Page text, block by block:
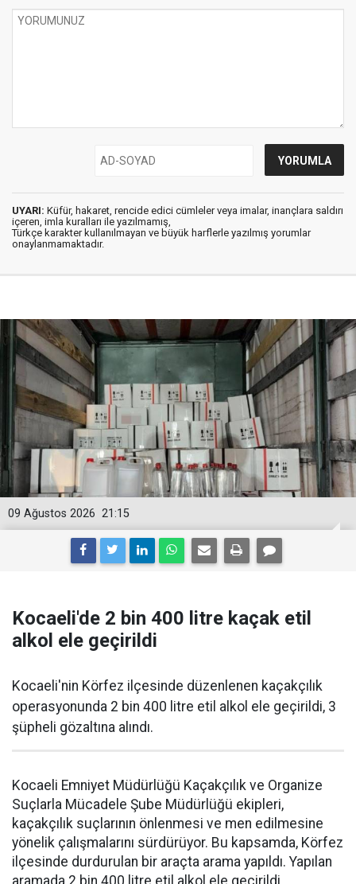
UYARI: Küfür, hakaret, rencide edici cümleler veya imalar, inançlara saldırı
içeren, imla kuralları ile yazılmamış,
Türkçe karakter kullanılmayan ve büyük harflerle yazılmış yorumlar
onaylanmamaktadır.
21:15
09 Ağustos 2026
Kocaeli'de 2 bin 400 litre kaçak etil
alkol ele geçirildi
Kocaeli'nin Körfez ilçesinde düzenlenen kaçakçılık
operasyonunda 2 bin 400 litre etil alkol ele geçirildi, 3
şüpheli gözaltına alındı.
Kocaeli Emniyet Müdürlüğü Kaçakçılık ve Organize
Suçlarla Mücadele Şube Müdürlüğü ekipleri,
kaçakçılık suçlarının önlenmesi ve men edilmesine
yönelik çalışmalarını sürdürüyor. Bu kapsamda, Körfez
ilçesinde durdurulan bir araçta arama yapıldı. Yapılan
aramada 2 bin 400 litre etil alkol ele geçirildi.